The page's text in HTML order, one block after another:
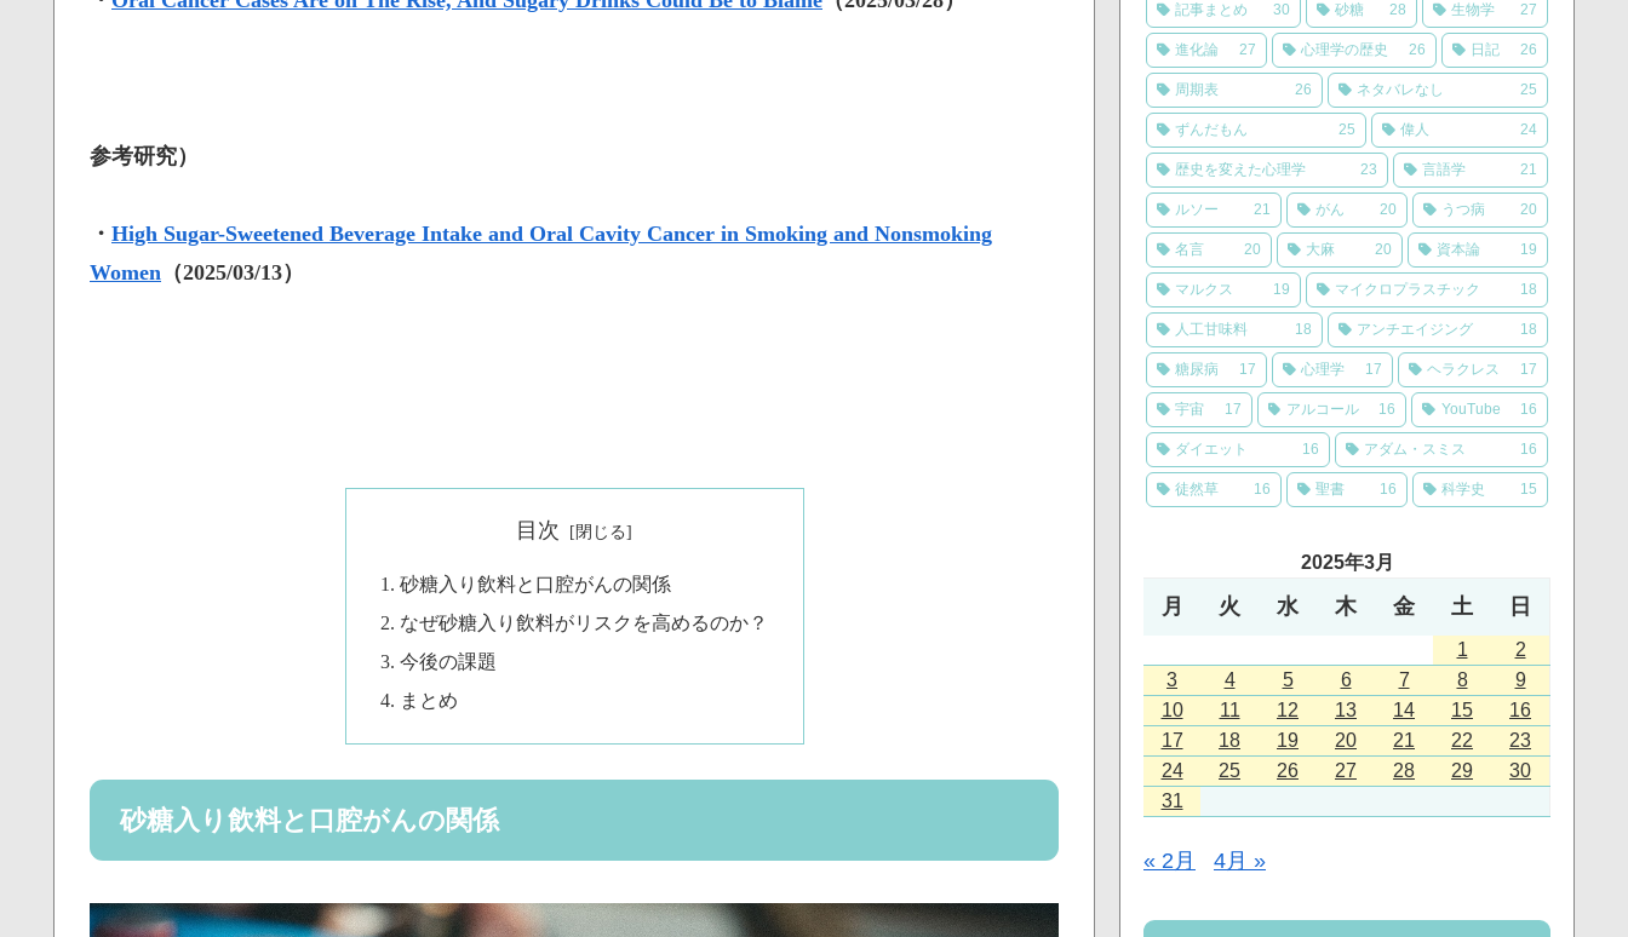
参考研究）
・ High Sugar-Sweetened Beverage Intake and Oral Cavity Cancer in Smoking and Nonsmoking
Women （2025/03/13）
目次
砂糖入り飲料と口腔がんの関係
なぜ砂糖入り飲料がリスクを高めるのか？
今後の課題
まとめ
砂糖入り飲料と口腔がんの関係
記事まとめ 30 砂糖 28 生物学 27
進化論 27 心理学の歴史 26 日記 26
周期表 26 ネタバレなし 25
ずんだもん 25 偉人 24
歴史を変えた心理学 23 言語学 21
ルソー 21 がん 20 うつ病 20
名言 20 大麻 20 資本論 19
マルクス 19 マイクロプラスチック 18
人工甘味料 18 アンチエイジング 18
糖尿病 17 心理学 17 ヘラクレス 17
宇宙 17 アルコール 16 YouTube 16
ダイエット 16 アダム・スミス 16
徒然草 16 聖書 16 科学史 15
2025年3月
月 火 水 木 金 土 日
1
2
3
4 5 6 7 8
9
10
11 12 13 14 15
16
17
18 19 20 21 22
23
24
25 26 27 28 29
30
31
« 2月 4月 »